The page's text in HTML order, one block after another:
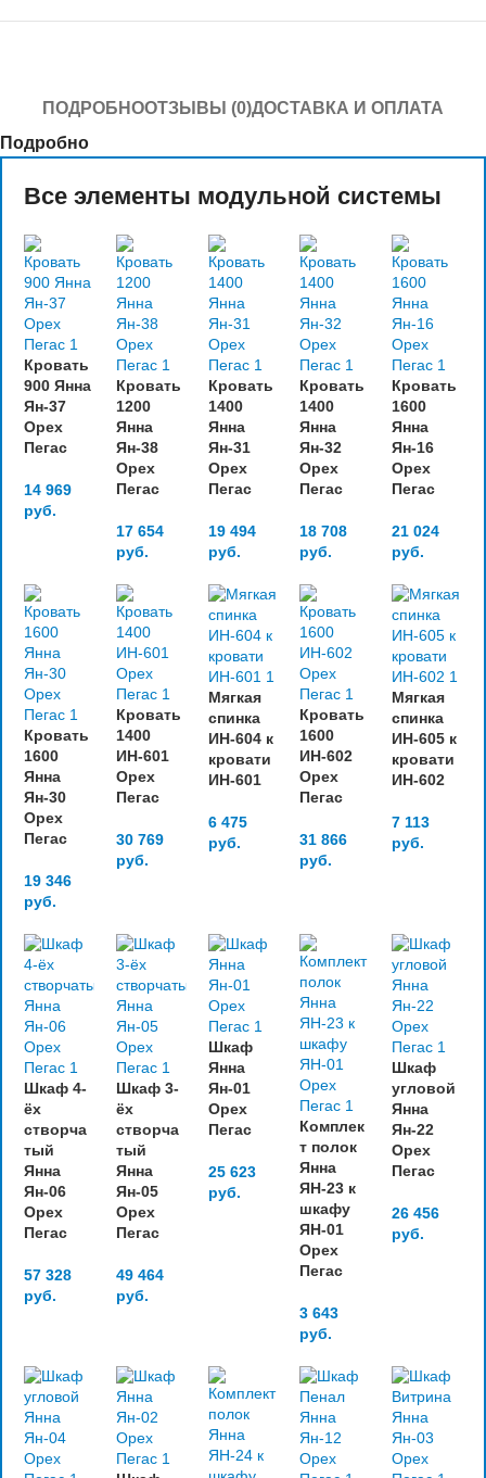
ПОДРОБНООТЗЫВЫ (0)ДОСТАВКА И ОПЛАТА
Подробно
Все элементы модульной системы
Кровать
900 Янна
Ян-37
Орех
Пегас
14 969
руб.
Кровать
1200
Янна
Ян-38
Орех
Пегас
17 654
руб.
Кровать
1400
Янна
Ян-31
Орех
Пегас
19 494
руб.
Кровать
1400
Янна
Ян-32
Орех
Пегас
18 708
руб.
Кровать
1600
Янна
Ян-16
Орех
Пегас
21 024
руб.
Кровать
1600
Янна
Ян-30
Орех
Пегас
19 346
руб.
Кровать
1400
ИН-601
Орех
Пегас
30 769
руб.
Мягкая
спинка
ИН-604 к
кровати
ИН-601
6 475
руб.
Кровать
1600
ИН-602
Орех
Пегас
31 866
руб.
Мягкая
спинка
ИН-605 к
кровати
ИН-602
7 113
руб.
Шкаф 4-
ёх
створча
тый
Янна
Ян-06
Орех
Пегас
57 328
руб.
Шкаф 3-
ёх
створча
тый
Янна
Ян-05
Орех
Пегас
49 464
руб.
Шкаф
Янна
Ян-01
Орех
Пегас
25 623
руб.
Комплек
т полок
Янна
ЯН-23 к
шкафу
ЯН-01
Орех
Пегас
3 643
руб.
Шкаф
угловой
Янна
Ян-22
Орех
Пегас
26 456
руб.